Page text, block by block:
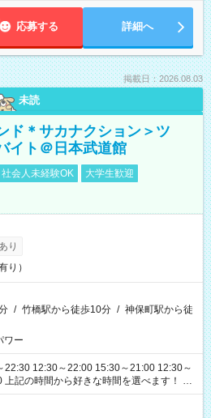
応募する 詳細へ
掲載日：2026.08.03
未読
ド＊サカナクション＞ツ
イト＠日本武道館
社会人未経験OK
大学生歓迎
り
り）
/ 竹橋駅から徒歩10分 / 神保町駅から徒
ワー
22:30 12:30～22:00 15:30～21:00 12:30～
性があります